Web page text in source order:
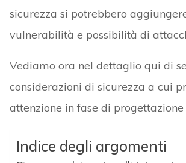
sicurezza si potrebbero
vulnerabilità e possibilità di
Vediamo ora nel dettaglio qui di
considerazioni di sicurezza a cui
attenzione in fase di
Indice degli argomenti